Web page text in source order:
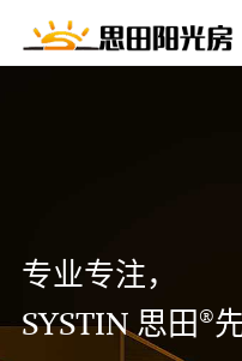
专业专注，
SYSTIN 思田®